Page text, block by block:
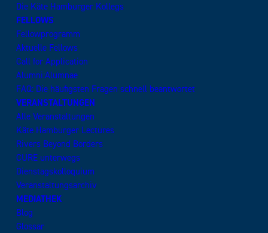
Die Käte Hamburger Kollegs
FELLOWS
Fellowprogramm
Aktuelle Fellows
Call for Application
Alumni:Alumnae
FAQ: Die häufigsten Fragen schnell beantwortet
VERANSTALTUNGEN
Alle Veranstaltungen
Käte Hamburger Lectures
Rivers Beyond Borders
CURE unterwegs
Dienstagskolloquium
Veranstaltungsarchiv
MEDIATHEK
Blog
Glossar